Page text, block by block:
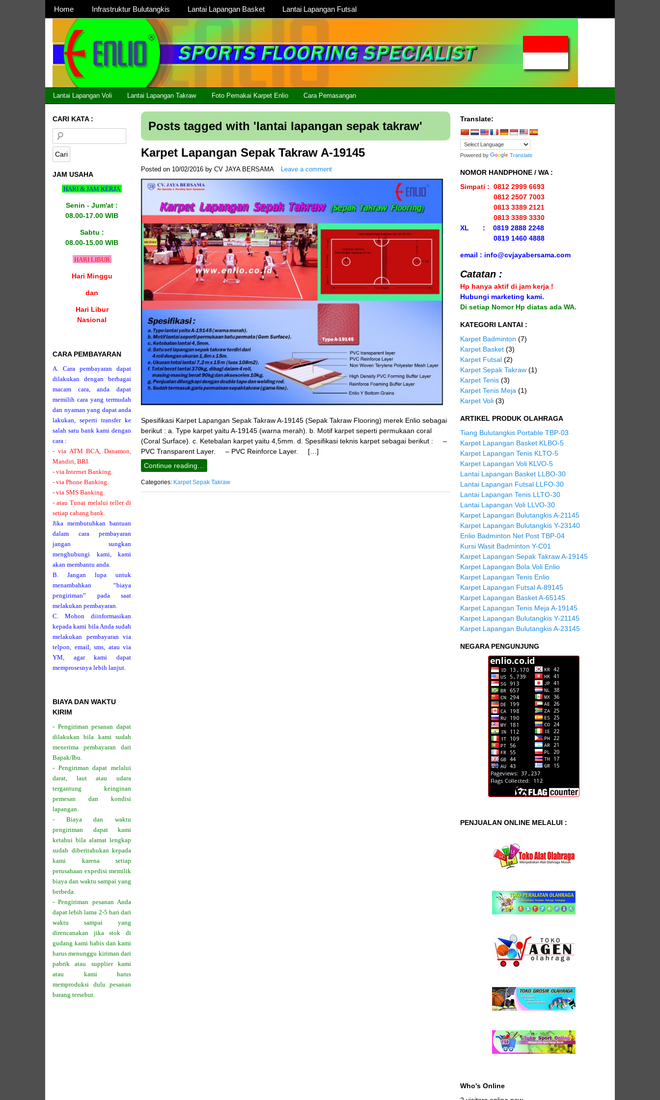
Home Infrastruktur Bulutangkis Lantai Lapangan Basket Lantai Lapangan Futsal
Page 2
Lantai Lapangan Voli Lantai Lapangan Takraw Foto Pemakai Karpet Enlio Cara Pemasangan
Posts tagged with 'lantai lapangan sepak takraw'
Karpet Lapangan Sepak Takraw A-19145
Posted on 10/02/2016 by CV JAYA BERSAMA Leave a comment
Spesifikasi Karpet Lapangan Sepak Takraw A-19145 (Sepak Takraw Flooring) merek Enlio sebagai
berikut : a. Type karpet yaitu A-19145 (warna merah). b. Motif karpet seperti permukaan coral
(Coral Surface). c. Ketebalan karpet yaitu 4,5mm. d. Spesifikasi teknis karpet sebagai berikut : –
PVC Transparent Layer. – PVC Reinforce Layer. […]
Continue reading…
Categories: Karpet Sepak Takraw
CARI KATA :
JAM USAHA
HARI & JAM KERJA
Senin - Jum'at :
08.00-17.00 WIB
Sabtu :
08.00-15.00 WIB
HARI LIBUR
Hari Minggu
dan
Hari Libur
Nasional
CARA PEMBAYARAN
A. Cara pembayaran dapat
dilakukan dengan berbagai
macam cara, anda dapat
memilih cara yang termudah
dan nyaman yang dapat anda
lakukan, seperti transfer ke
salah satu bank kami dengan
cara :
- via ATM BCA, Danamon,
Mandiri, BRI.
- via Internet Banking.
- via Phone Banking.
- via SMS Banking.
- atau Tunai melalui teller di
setiap cabang bank.
Jika membutuhkan bantuan
dalam cara pembayaran
jangan sungkan
menghubungi kami, kami
akan membantu anda.
B. Jangan lupa untuk
menambahkan “biaya
pengiriman” pada saat
melakukan pembayaran.
C. Mohon diinformasikan
kepada kami bila Anda sudah
melakukan pembayaran via
telpon, email, sms, atau via
YM, agar kami dapat
memprosesnya lebih lanjut.
BIAYA DAN WAKTU
KIRIM
- Pengiriman pesanan dapat
dilakukan bila kami sudah
menerima pembayaran dari
Bapak/Ibu.
- Pengiriman dapat melalui
darat, laut atau udara
tergantung keinginan
pemesan dan kondisi
lapangan.
- Biaya dan waktu
pengiriman dapat kami
ketahui bila alamat lengkap
sudah diberitahukan kepada
kami karena setiap
perusahaan expedisi memilik
biaya dan waktu sampai yang
berbeda.
- Pengiriman pesanan Anda
dapat lebih lama 2-5 hari dari
waktu sampai yang
direncanakan jika stok di
gudang kami habis dan kami
harus menunggu kiriman dari
pabrik atau supplier kami
atau kami harus
memproduksi dulu pesanan
barang tersebut.
Translate:
Powered by Translate
NOMOR HANDPHONE / WA :
Simpati : 0812 2999 6693
0812 2507 7003
0813 3389 2121
0813 3389 3330
XL : 0819 2888 2248
0819 1460 4888
email : info@cvjayabersama.com
Catatan :
Hp hanya aktif di jam kerja !
Hubungi marketing kami.
Di setiap Nomor Hp diatas ada WA.
KATEGORI LANTAI :
Karpet Badminton (7)
Karpet Basket (3)
Karpet Futsal (2)
Karpet Sepak Takraw (1)
Karpet Tenis (3)
Karpet Tenis Meja (1)
Karpet Voli (3)
ARTIKEL PRODUK OLAHRAGA
Tiang Bulutangkis Portable TBP-03
Karpet Lapangan Basket KLBO-5
Karpet Lapangan Tenis KLTO-5
Karpet Lapangan Voli KLVO-5
Lantai Lapangan Basket LLBO-30
Lantai Lapangan Futsal LLFO-30
Lantai Lapangan Tenis LLTO-30
Lantai Lapangan Voli LLVO-30
Karpet Lapangan Bulutangkis A-21145
Karpet Lapangan Bulutangkis Y-23140
Enlio Badminton Net Post TBP-04
Kursi Wasit Badminton Y-C01
Karpet Lapangan Sepak Takraw A-19145
Karpet Lapangan Bola Voli Enlio
Karpet Lapangan Tenis Enlio
Karpet Lapangan Futsal A-89145
Karpet Lapangan Basket A-65145
Karpet Lapangan Tenis Meja A-19145
Karpet Lapangan Bulutangkis Y-21145
Karpet Lapangan Bulutangkis A-23145
NEGARA PENGUNJUNG
PENJUALAN ONLINE MELALUI :
Who's Online